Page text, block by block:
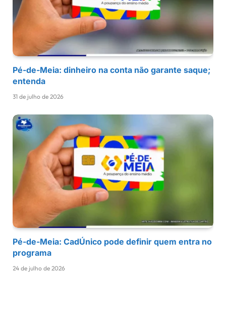
Pé-de-Meia: dinheiro na conta não garante saque;
entenda
31 de julho de 2026
Pé-de-Meia: CadÚnico pode definir quem entra no
programa
24 de julho de 2026